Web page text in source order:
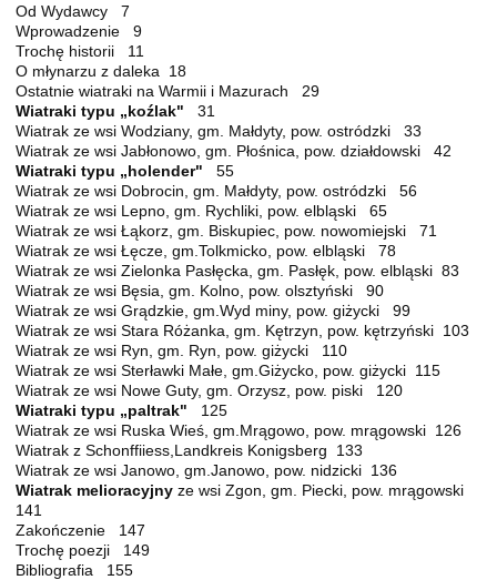
Od Wydawcy 7
Wprowadzenie 9
Trochę historii 11
O młynarzu z daleka 18
Ostatnie wiatraki na Warmii i Mazurach 29
Wiatraki typu „koźlak" 31
Wiatrak ze wsi Wodziany, gm. Małdyty, pow. ostródzki 33
Wiatrak ze wsi Jabłonowo, gm. Płośnica, pow. działdowski 42
Wiatraki typu „holender" 55
Wiatrak ze wsi Dobrocin, gm. Małdyty, pow. ostródzki 56
Wiatrak ze wsi Lepno, gm. Rychliki, pow. elbląski 65
Wiatrak ze wsi Łąkorz, gm. Biskupiec, pow. nowomiejski 71
Wiatrak ze wsi Łęcze, gm.Tolkmicko, pow. elbląski 78
Wiatrak ze wsi Zielonka Pasłęcka, gm. Pasłęk, pow. elbląski 83
Wiatrak ze wsi Bęsia, gm. Kolno, pow. olsztyński 90
Wiatrak ze wsi Grądzkie, gm.Wyd miny, pow. giżycki 99
Wiatrak ze wsi Stara Różanka, gm. Kętrzyn, pow. kętrzyński 103
Wiatrak ze wsi Ryn, gm. Ryn, pow. giżycki 110
Wiatrak ze wsi Sterławki Małe, gm.Giżycko, pow. giżycki 115
Wiatrak ze wsi Nowe Guty, gm. Orzysz, pow. piski 120
Wiatraki typu „paltrak"
125
Wiatrak ze wsi Ruska Wieś, gm.Mrągowo, pow. mrągowski 126
Wiatrak z Schonffiiess,Landkreis Konigsberg 133
Wiatrak ze wsi Janowo, gm.Janowo, pow. nidzicki 136
Wiatrak melioracyjny ze wsi Zgon, gm. Piecki, pow. mrągowski
141
Zakończenie 147
Trochę poezji 149
Bibliografia 155